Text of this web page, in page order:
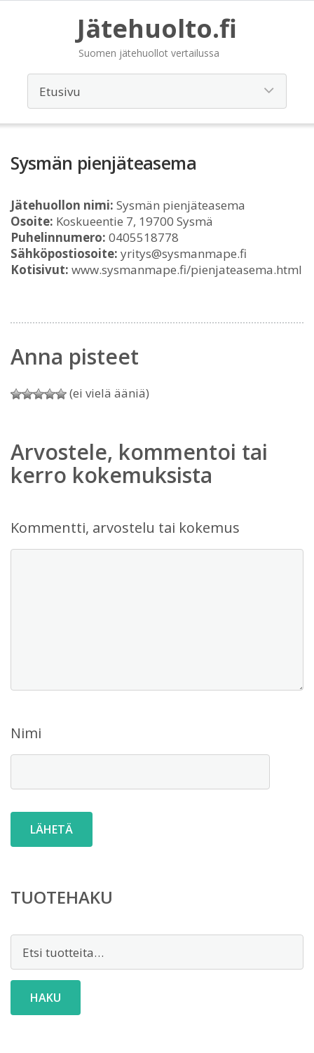
Jätehuolto.fi
Suomen jätehuollot vertailussa
Sysmän pienjäteasema
Jätehuollon nimi: Sysmän pienjäteasema
Osoite: Koskueentie 7, 19700 Sysmä
Puhelinnumero: 0405518778
Sähköpostiosoite: yritys@sysmanmape.fi
Kotisivut: www.sysmanmape.fi/pienjateasema.html
Anna pisteet
(ei vielä ääniä)
Arvostele, kommentoi tai
kerro kokemuksista
Kommentti, arvostelu tai kokemus
Nimi
TUOTEHAKU
HAKU